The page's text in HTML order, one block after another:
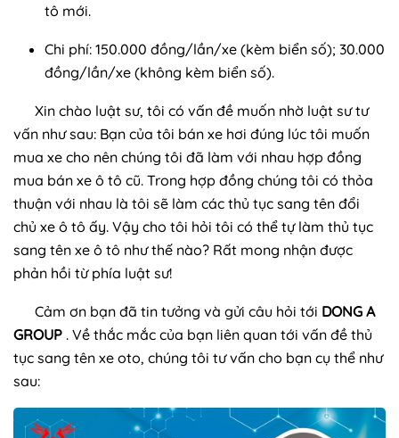
tô mới.
Chi phí: 150.000 đồng/lần/xe (kèm biển số); 30.000
đồng/lần/xe (không kèm biển số).
Xin chào luật sư, tôi có vấn đề muốn nhờ luật sư tư
vấn như sau: Bạn của tôi bán xe hơi đúng lúc tôi muốn
mua xe cho nên chúng tôi đã làm với nhau hợp đồng
mua bán xe ô tô cũ. Trong hợp đồng chúng tôi có thỏa
thuận với nhau là tôi sẽ làm các thủ tục sang tên đổi
chủ xe ô tô ấy. Vậy cho tôi hỏi tôi có thể tự làm thủ tục
sang tên xe ô tô như thế nào? Rất mong nhận được
phản hồi từ phía luật sư!
Cảm ơn bạn đã tin tưởng và gửi câu hỏi tới DONG A
GROUP . Về thắc mắc của bạn liên quan tới vấn đề thủ
tục sang tên xe oto, chúng tôi tư vấn cho bạn cụ thể như
sau: